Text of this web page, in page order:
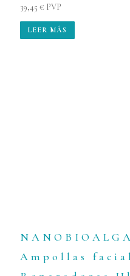
Valorado con
5.00
de 5
39,45 € PVP
LEER MÁS
Ampollas